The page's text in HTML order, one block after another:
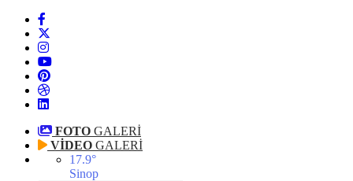
FOTO GALERİ
VİDEO GALERİ
17.9°
Sinop